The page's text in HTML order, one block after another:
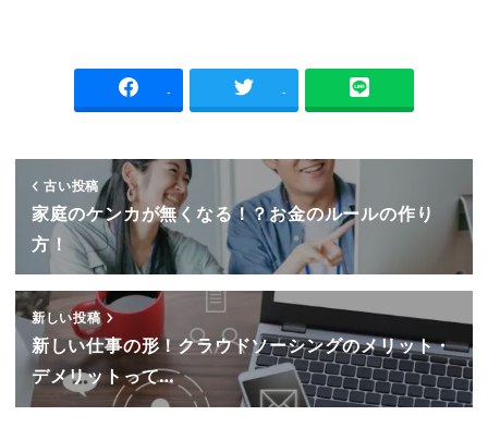
- -
古い投稿
家庭のケンカが無くなる！？お金のルールの作り
方！
新しい投稿
新しい仕事の形！クラウドソーシングのメリット・
デメリットって…